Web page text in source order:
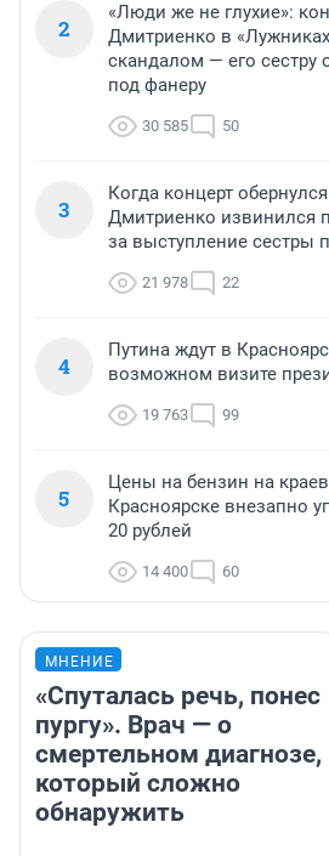
2
«Люди же не глухие»:
Дмитриенко в
скандалом — его сестру
под фанеру
30 585 50
3
Когда концерт
Дмитриенко извинился
за выступление сестры
21 978 22
4
Путина ждут в
возможном визите
19 763 99
5
Цены на бензин на
Красноярске внезапно
20 рублей
14 400 60
МНЕНИЕ
«Спуталась речь, понес
пургу». Врач — о
смертельном диагнозе,
который сложно
обнаружить